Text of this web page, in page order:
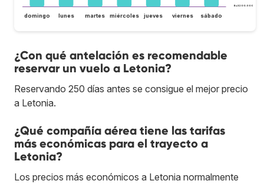
Bs.S200.000
domingo lunes martes miércoles jueves viernes sábado
¿Con qué antelación es recomendable
reservar un vuelo a Letonia?
Reservando 250 días antes se consigue el mejor precio
a Letonia.
¿Qué compañía aérea tiene las tarifas
más económicas para el trayecto a
Letonia?
Los precios más económicos a Letonia normalmente